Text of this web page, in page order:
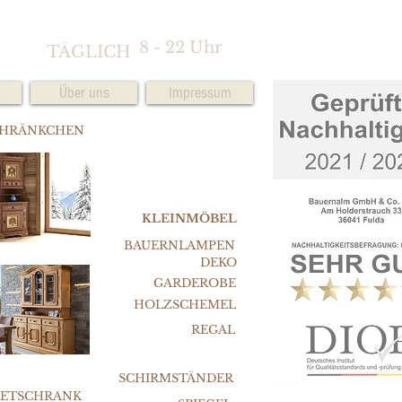
TÄGLICH 8 - 22 Uhr
Über uns Impressum
KLEINMÖBEL
BAUERNLAMPEN
DEKO
GARDEROBE
HOLZSCHEMEL
REGAL
SCHIRMSTÄNDER